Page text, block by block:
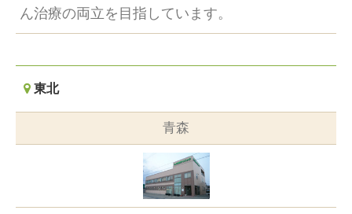
ん治療の両立を目指しています。
東北
青森